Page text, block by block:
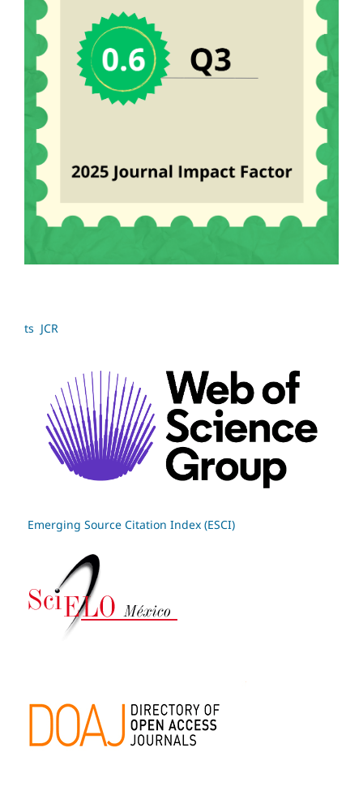
ts JCR
Emerging Source Citation Index (ESCI)